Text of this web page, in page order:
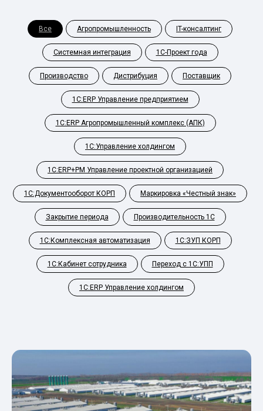
Все Агропромышленность IT-консалтинг
Системная интеграция 1С-Проект года
Производство Дистрибуция Поставщик
1С:ERP Управление предприятием
1С:ERP Агропромышленный комплекс (АПК)
1С:Управление холдингом
1С:ERP+PM Управление проектной организацией
1С:Документооборот КОРП Маркировка «Честный знак»
Закрытие периода Производительность 1С
1С:Комплексная автоматизация 1С:ЗУП КОРП
1С:Кабинет сотрудника Переход с 1С:УПП
1С:ERP Управление холдингом